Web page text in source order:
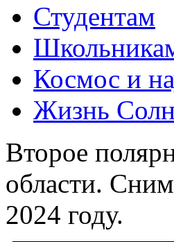
Студентам
Космос и
Жизнь
Второе
области.
2024 году.